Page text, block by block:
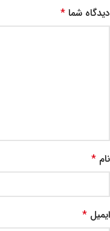
دیدگاه شما *
نام *
ایمیل *